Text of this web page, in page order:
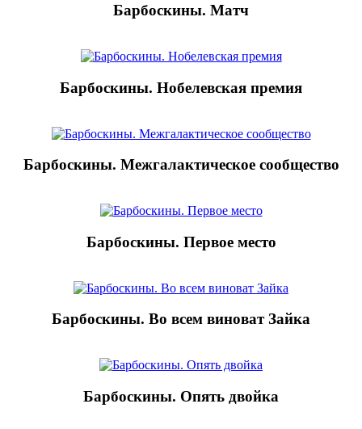
Барбоскины. Матч
Барбоскины. Нобелевская премия
Барбоскины. Межгалактическое сообщество
Барбоскины. Первое место
Барбоскины. Во всем виноват Зайка
Барбоскины. Опять двойка